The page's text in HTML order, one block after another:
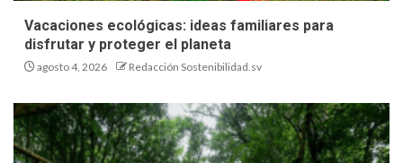
Vacaciones ecológicas: ideas familiares para
disfrutar y proteger el planeta
agosto 4, 2026 Redacción Sostenibilidad.sv